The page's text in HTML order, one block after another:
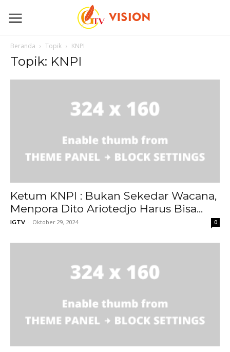
Beranda Topik KNPI
Topik: KNPI
Ketum KNPI : Bukan Sekedar Wacana,
Menpora Dito Ariotedjo Harus Bisa...
IGTV - Oktober 29, 2024 0